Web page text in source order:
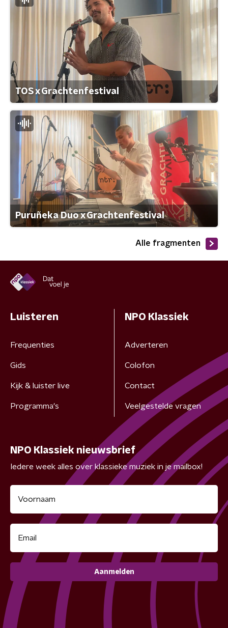
TOS x Grachtenfestival
Puruñeka Duo x Grachtenfestival
Alle fragmenten
Luisteren
Frequenties
Gids
Kijk & luister live
Programma's
NPO Klassiek
Adverteren
Colofon
Contact
Veelgestelde vragen
NPO Klassiek nieuwsbrief
Iedere week alles over klassieke muziek in je mailbox!
Aanmelden